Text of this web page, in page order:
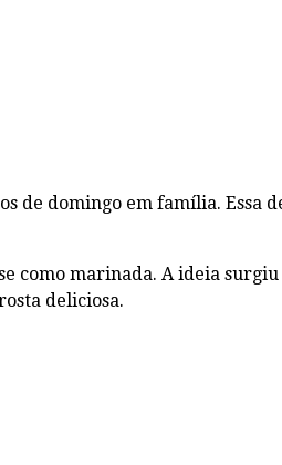
de domingo em família. Essa
como marinada. A ideia
deliciosa.